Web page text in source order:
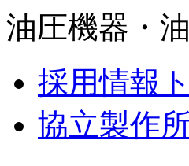
油圧機器・
採用情報
協立製作